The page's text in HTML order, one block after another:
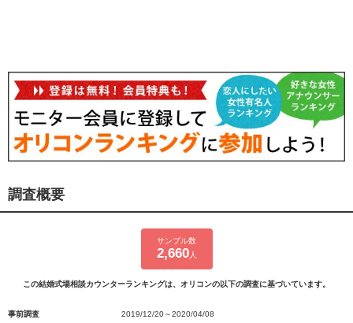
調査概要
サンプル数
2,660人
この結婚式場相談カウンターランキングは、オリコンの以下の調査に基づいています。
事前調査
2019/12/20～2020/04/08